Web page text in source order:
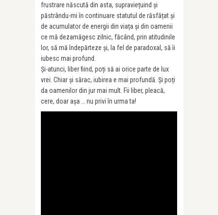
frustrare născută din asta, supraviețuind și
păstrându-mi în continuare statutul de răsfățat și
de acumulator de energii din viața și din oamenii
ce mă dezamăgesc zilnic, făcând, prin atitudinile
lor, să mă îndepărteze și, la fel de paradoxal, să îi
iubesc mai profund.
Și-atunci, liber fiind, poți să ai orice parte de lux
vrei. Chiar și sărac, iubirea e mai profundă. Și poți
da oamenilor din jur mai mult. Fii liber, pleacă,
cere, doar așa … nu privi în urma ta!